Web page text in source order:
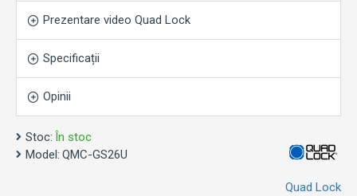
Carcasa combină un miez din policarbonat dur (PC) cu
un strat exterior din TPU cu absorbție la impact, oferind
corpul telefonului. Căptușeala interioară din spumă EVA
amortizează suplimentar șocurile, iar finisajul soft-touch
asigură o prindere confortabilă și un profil estetic discret,
cu aspect mat negru. Designul este cu aproximativ 16%
mai subțire față de carcasele Quad Lock originale (4,2
mm vs. 5 mm), iar spatele plat face ca telefonul să stea
Prezentare video Quad Lock
Specificații
Opinii
Stoc: În stoc
Model: QMC-GS26U
Quad Lock